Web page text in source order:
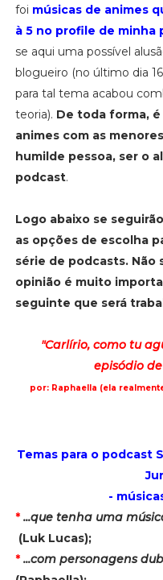
foi músicas de animes
à 5 no profile de minha
se aqui uma possível
blogueiro (no último dia
para tal tema acabou
teoria). De toda forma,
animes com as
humilde pessoa, ser o
podcast.
Logo abaixo se
as opções de escolha
série de podcasts. Não
opinião é muito
seguinte que será
"Carlírio, como tu
episódio
por: Raphaella (ela
Temas para o podcast
-
* ...que tenha uma
(Luk Lucas);
* ...com personagens